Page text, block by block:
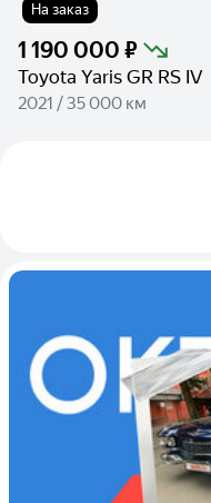
На заказ
1 190 000 ₽
Toyota Yaris GR RS IV
2021 / 35 000 км